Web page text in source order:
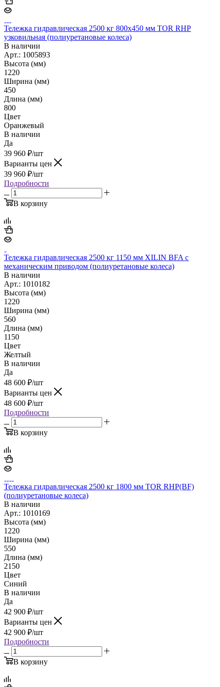
Тележка гидравлическая 2500 кг 800x450 мм TOR RHP
узковильная (полиуретановые колеса)
В наличии
Арт.: 1005893
Высота (мм)
1220
Ширина (мм)
450
Длина (мм)
800
Цвет
Оранжевый
В наличии
Да
39 960 ₽/шт
Варианты цен
39 960 ₽/шт
Подробности
В корзину
Тележка гидравлическая 2500 кг 1150 мм XILIN BFA с
механическим приводом (полиуретановые колеса)
В наличии
Арт.: 1010182
Высота (мм)
1220
Ширина (мм)
560
Длина (мм)
1150
Цвет
Желтый
В наличии
Да
48 600 ₽/шт
Варианты цен
48 600 ₽/шт
Подробности
В корзину
Тележка гидравлическая 2500 кг 1800 мм TOR RHP(BF)
(полиуретановые колеса)
В наличии
Арт.: 1010169
Высота (мм)
1220
Ширина (мм)
550
Длина (мм)
2150
Цвет
Синий
В наличии
Да
42 900 ₽/шт
Варианты цен
42 900 ₽/шт
Подробности
В корзину